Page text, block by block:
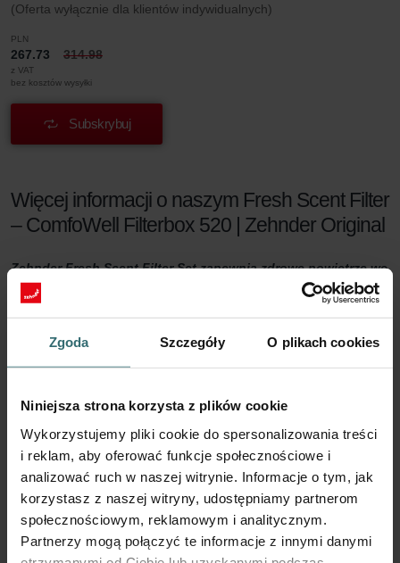
Zgoda Szczegóły O plikach cookies
Niniejsza strona korzysta z plików cookie
Wykorzystujemy pliki cookie do spersonalizowania treści
i reklam, aby oferować funkcje społecznościowe i
analizować ruch w naszej witrynie. Informacje o tym, jak
korzystasz z naszej witryny, udostępniamy partnerom
społecznościowym, reklamowym i analitycznym.
Partnerzy mogą połączyć te informacje z innymi danymi
(Oferta wyłącznie dla klientów indywidualnych)
PLN
267.73 314.98
z VAT
bez kosztów wysyłki
Subskrybuj
Więcej informacji o naszym Fresh Scent Filter
– ComfoWell Filterbox 520 | Zehnder Original
Zehnder Fresh Scent Filter Set zapewnia zdrowe powietrze we
wnętrzach, zatrzymując zapachy z sąsiedzkiego kominka poza
domem. Fresh Scent Filters, zawierające węgiel aktywny,
Fresh Scent Filter set
Zdrowy klimat w domu zaczyna się od odpowiedniej wentylacji. Co
jednak, jeśli sąsiedzi mają pachnący kominek? A może mieszkasz
obok farmy? Możesz być skłonny zmniejszyć wentylację, aby
ograniczyć niechciane zapachy. Z Zehnder Fresh Scent Filter set
nie będzie to już konieczne.
90 dni ochrony